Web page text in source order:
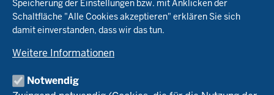
Speicherung der Einstellungen bzw. mit Anklicken der
Schaltfläche "Alle Cookies akzeptieren" erklären Sie sich
damit einverstanden, dass wir das tun.
Weitere Informationen
Notwendig
Pflanzenbau
Tierhaltung
Markt
Umstellung
Recht
Landwirtschaftskammer NRW
Bioland
Naturland
Versuche
Leitbetriebe Ökologischer Landbau
Versuchsbetriebe
WRRL-Modellbetriebe
Aktuelles